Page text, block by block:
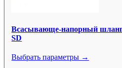
Всасывающе-напорный
SD
Выбрать параметры →